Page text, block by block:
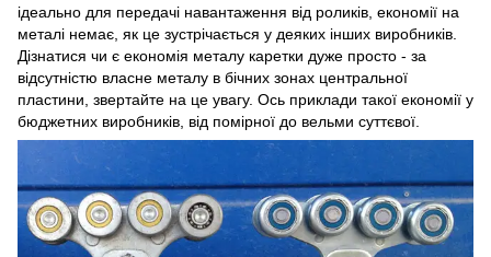
ідеально для передачі навантаження від роликів, економії на
металі немає, як це зустрічається у деяких інших виробників.
Дізнатися чи є економія металу каретки дуже просто - за
відсутністю власне металу в бічних зонах центральної
пластини, звертайте на це увагу. Ось приклади такої економії у
бюджетних виробників, від помірної до вельми суттєвої.